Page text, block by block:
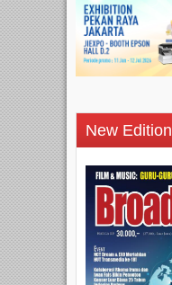
New Edition